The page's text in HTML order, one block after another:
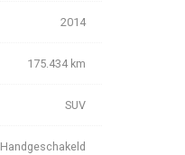
2014
175.434 km
SUV
Handgeschakeld